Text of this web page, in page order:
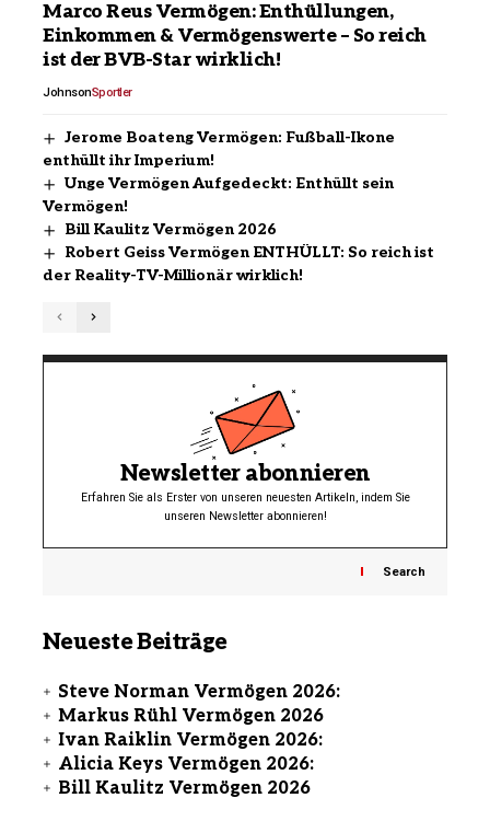
Marco Reus Vermögen: Enthüllungen,
Einkommen & Vermögenswerte – So reich
ist der BVB-Star wirklich!
JohnsonSportler
Jerome Boateng Vermögen: Fußball-Ikone
enthüllt ihr Imperium!
Unge Vermögen Aufgedeckt: Enthüllt sein
Vermögen!
Bill Kaulitz Vermögen 2026
Robert Geiss Vermögen ENTHÜLLT: So reich ist
der Reality-TV-Millionär wirklich!
Newsletter abonnieren
Erfahren Sie als Erster von unseren neuesten Artikeln, indem Sie
unseren Newsletter abonnieren!
Search
Neueste Beiträge
Steve Norman Vermögen 2026:
Markus Rühl Vermögen 2026
Ivan Raiklin Vermögen 2026:
Alicia Keys Vermögen 2026:
Bill Kaulitz Vermögen 2026